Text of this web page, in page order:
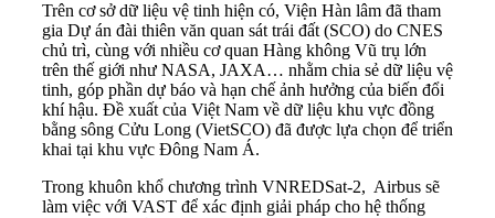
Trên cơ sở dữ liệu vệ tinh hiện có, Viện Hàn lâm đã tham
gia Dự án đài thiên văn quan sát trái đất (SCO) do CNES
chủ trì, cùng với nhiều cơ quan Hàng không Vũ trụ lớn
trên thế giới như NASA, JAXA… nhằm chia sẻ dữ liệu vệ
tinh, góp phần dự báo và hạn chế ảnh hưởng của biến đổi
khí hậu. Đề xuất của Việt Nam về dữ liệu khu vực đồng
bằng sông Cửu Long (VietSCO) đã được lựa chọn để triển
khai tại khu vực Đông Nam Á.
Trong khuôn khổ chương trình VNREDSat-2, Airbus sẽ
làm việc với VAST để xác định giải pháp cho hệ thống